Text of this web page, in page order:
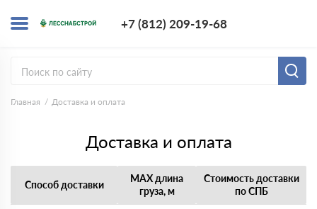
+7 (812) 209-19-68
Главная Доставка и оплата
Доставка и оплата
Способ доставки
MAX длина
груза, м
Стоимость доставки
по СПБ